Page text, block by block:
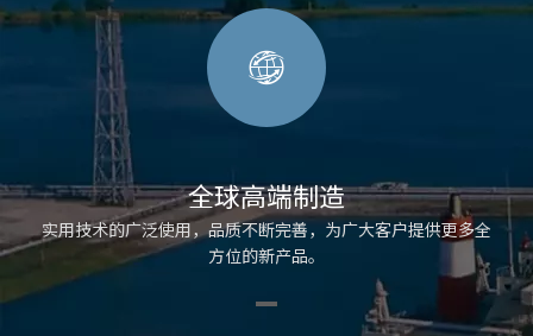
全球高端制造
实用技术的广泛使用，品质不断完善，为广大客户提供更多全
方位的新产品。